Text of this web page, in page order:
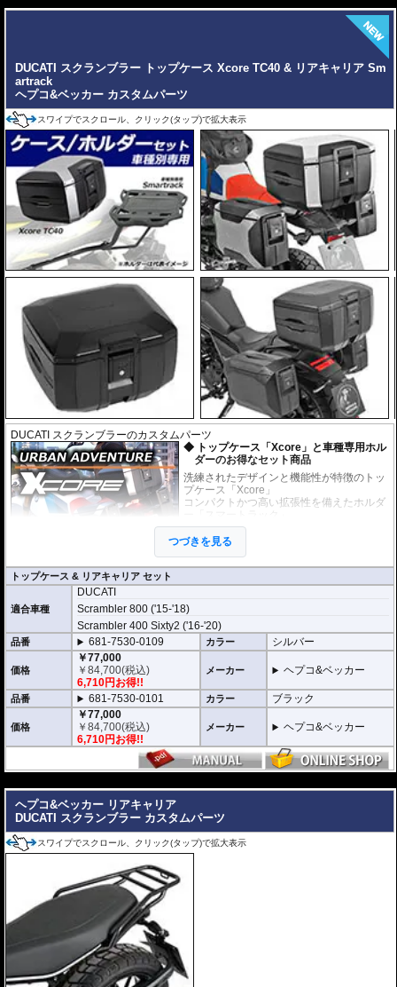
高い耐衝撃性を持つエンジニアリング樹脂と、軽量化を実現する高品質アル
ミニウムを融合。さらにXcore独自のエンボス加工を施すことで、過酷な使
用環境下でも歪まない圧倒的な安定性と高耐久性を実現しました。
また、特別設計された高密閉のリッドシールにより、圧倒的な防塵・防水を
達成。過酷なテストを100%クリアした実績が、突発的な豪雨や水しぶき、
砂埃から大切な荷物を完全に守り抜きます。
スタイリッシュで現代的なアドベンチャーデザイン
印象的なエッジラインと洗練されたモダンなフォルムは、先行して展開され
ているC-Bowキャリア用「XCOREサイドケース」のデザインと完全融合。
象徴的なアルミエンブレムとメカニカルな意匠が、車両全体に調和のとれた
一体感と、プレミアムな高級感をもたらします。
日常を快適にする高い機能性
ヘルメットや日常の荷物をしっかりと収納できる大容量でありながら、使い
勝手にも妥協はありません。
また、持ち運びに便利なキャリーハンドルをケース両側に配置。
さらに、ケース内にはフロアマットを標準装備し、収納した荷物をケース底
面との擦れや衝撃から保護します。
車種別専用キャリアによる確実な取付
車種別専用設計のリアキャリア「スマートラック」をケースホルダーとして
採用。 シンプルでスマートな設計にこだわり、確実な取付が可能です。車体
デザインとの一体感にも優れ、マシンのイメージも損ないません。
製品仕様
容量 : 40L
サイズ : 30 × 44 × 37cm
重量 : 約3.7kg
豊富なオプションでより使いやすく機能的に
バックレスト、リッドキャリア、 インナーバッグなどの専用オプションをラ
インナップ。
ツーリングスタイルや使用シーンに応じて、さらに快適で機能的な仕様へア
ップグレードできます。
DUCATI スクランブラー トップケース Xcore TC40 & リアキャリア Sm
artrack
ヘプコ&ベッカー カスタムパーツ
スワイプでスクロール、クリック(タップ)で拡大表示
DUCATI スクランブラーのカスタムパーツ
トップケース「Xcore」と車種専用ホル
ダーのお得なセット商品
洗練されたデザインと機能性が特徴のトッ
プケース「Xcore」
コンパクトかつ高い拡張性を備えたホルダ
上記のケースとホルダーがセットになった
お得なセット商品です。
未知の冒険へ挑むための次世代アドベン
高いデザイン性と機能性を兼ね備え、長距離ツーリングから日々のライディ
ングまで完璧にサポートする次世代のハードケース「XCORE（エックスコ
ア）」シリーズ。
その「XCORE（エックスコア）」シリーズに待望のトップケースが登場。頑
丈な構造と洗練された外観があなたのモーターサイクルライフを一段上のス
テージへと引き上げ、新しいアドベンチャーツーリングを切り拓きます。
新世代の装着システム「Smartrack」
新しいXCOREトップケースは、HEPCO&BECKERの最新キャリアシステム
「Smartrack」向けに専用開発。
内蔵されたクイックリリースシステムにより、キャリアへスライドさせるだ
けで迅速かつ安全にロックが完了。
日常使いと本格的なツーリングシーンを瞬時に切り替えることができます。
高い耐衝撃性を持つエンジニアリング樹脂と、軽量化を実現する高品質アル
ミニウムを融合。さらにXcore独自のエンボス加工を施すことで、過酷な使
用環境下でも歪まない圧倒的な安定性と高耐久性を実現しました。
また、特別設計された高密閉のリッドシールにより、圧倒的な防塵・防水を
達成。過酷なテストを100%クリアした実績が、突発的な豪雨や水しぶき、
砂埃から大切な荷物を完全に守り抜きます。
スタイリッシュで現代的なアドベンチャーデザイン
印象的なエッジラインと洗練されたモダンなフォルムは、先行して展開され
ているC-Bowキャリア用「XCOREサイドケース」のデザインと完全融合。
象徴的なアルミエンブレムとメカニカルな意匠が、車両全体に調和のとれた
一体感と、プレミアムな高級感をもたらします。
日常を快適にする高い機能性
つづきを見る
トップケース & リアキャリア セット
適合車種
DUCATI
Scrambler 800 ('15-'18)
Scrambler 400 Sixty2 ('16-'20)
品番 681-7530-0109 カラー シルバー
価格
￥77,000
￥84,700(税込)
6,710円お得!!
メーカー ヘプコ&ベッカー
品番 681-7530-0101 カラー ブラック
価格
￥77,000
￥84,700(税込)
6,710円お得!!
メーカー ヘプコ&ベッカー
ヘプコ&ベッカー リアキャリア
DUCATI スクランブラー カスタムパーツ
スワイプでスクロール、クリック(タップ)で拡大表示